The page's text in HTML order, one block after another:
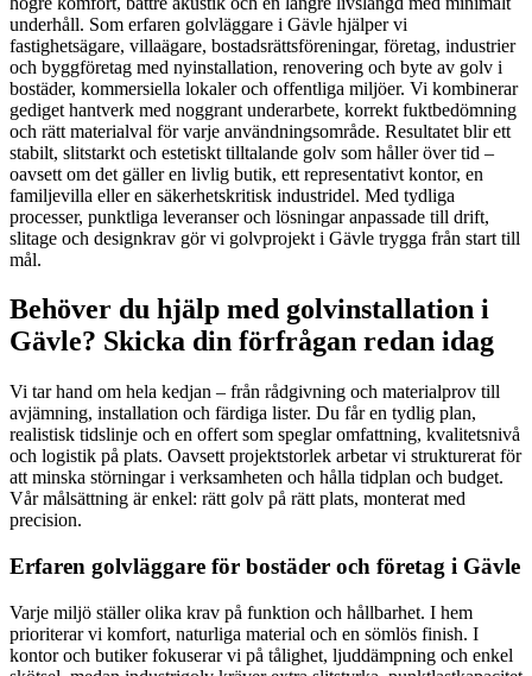
underhåll. Som erfaren golvläggare i Gävle hjälper vi
fastighetsägare, villaägare, bostadsrättsföreningar, företag, industrier
och byggföretag med nyinstallation, renovering och byte av golv i
bostäder, kommersiella lokaler och offentliga miljöer. Vi kombinerar
gediget hantverk med noggrant underarbete, korrekt fuktbedömning
och rätt materialval för varje användningsområde. Resultatet blir ett
stabilt, slitstarkt och estetiskt tilltalande golv som håller över tid –
oavsett om det gäller en livlig butik, ett representativt kontor, en
familjevilla eller en säkerhetskritisk industridel. Med tydliga
processer, punktliga leveranser och lösningar anpassade till drift,
slitage och designkrav gör vi golvprojekt i Gävle trygga från start till
mål.
Behöver du hjälp med golvinstallation i
Gävle? Skicka din förfrågan redan idag
Vi tar hand om hela kedjan – från rådgivning och materialprov till
avjämning, installation och färdiga lister. Du får en tydlig plan,
realistisk tidslinje och en offert som speglar omfattning, kvalitetsnivå
och logistik på plats. Oavsett projektstorlek arbetar vi strukturerat för
att minska störningar i verksamheten och hålla tidplan och budget.
Vår målsättning är enkel: rätt golv på rätt plats, monterat med
precision.
Erfaren golvläggare för bostäder och företag i Gävle
Varje miljö ställer olika krav på funktion och hållbarhet. I hem
prioriterar vi komfort, naturliga material och en sömlös finish. I
kontor och butiker fokuserar vi på tålighet, ljuddämpning och enkel